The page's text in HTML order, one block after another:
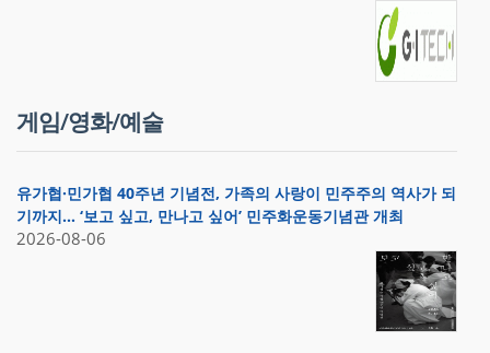
게임/영화/예술
유가협·민가협 40주년 기념전, 가족의 사랑이 민주주의 역사가 되
기까지… ‘보고 싶고, 만나고 싶어’ 민주화운동기념관 개최
2026-08-06